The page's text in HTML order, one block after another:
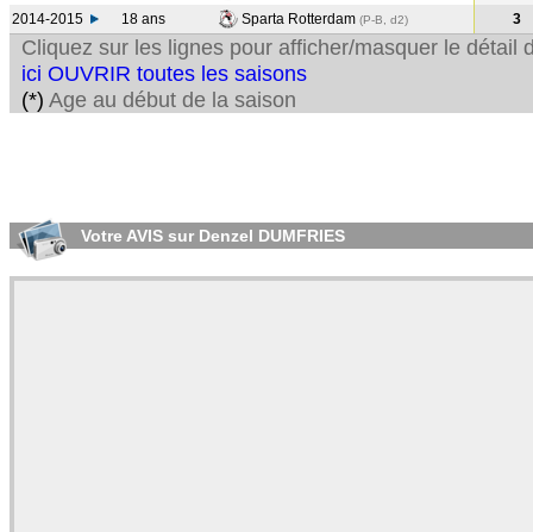
2014-2015
18 ans Sparta Rotterdam (P-B, d2) 3
Cliquez sur les lignes pour afficher/masquer le détail
ici OUVRIR toutes les saisons
(*) Age au début de la saison
Votre AVIS sur Denzel DUMFRIES